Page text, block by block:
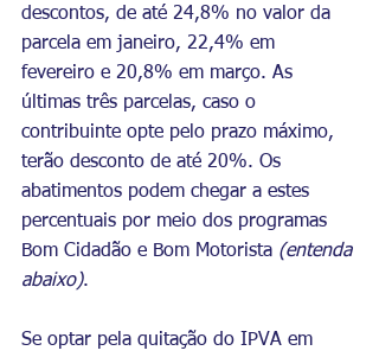
descontos, de até 24,8% no valor da
parcela em janeiro, 22,4% em
fevereiro e 20,8% em março. As
últimas três parcelas, caso o
contribuinte opte pelo prazo máximo,
terão desconto de até 20%. Os
abatimentos podem chegar a estes
percentuais por meio dos programas
Bom Cidadão e Bom Motorista (entenda
abaixo).
Se optar pela quitação do IPVA em